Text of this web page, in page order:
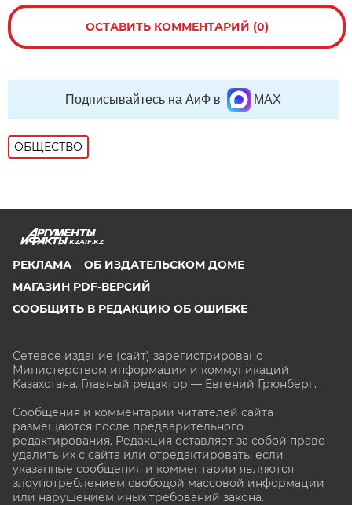
ОСТАВИТЬ КОММЕНТАРИЙ (0)
Подписывайтесь на АиФ в MAX
ОБЩЕСТВО
KZAIF.KZ
РЕКЛАМА
ОБ ИЗДАТЕЛЬСКОМ ДОМЕ
МАГАЗИН PDF-ВЕРСИЙ
СООБЩИТЬ В РЕДАКЦИЮ ОБ ОШИБКЕ
Сетевое издание (сайт) зарегистрировано
Министерством информации и коммуникаций
Казахстана. Главный редактор — Евгений Грюнберг.
Сообщения и комментарии читателей сайта
размещаются после предварительного
редактирования. Редакция оставляет за собой право
удалить их с сайта или отредактировать, если
указанные сообщения и комментарии являются
злоупотреблением свободой массовой информации
или нарушением иных требований закона.